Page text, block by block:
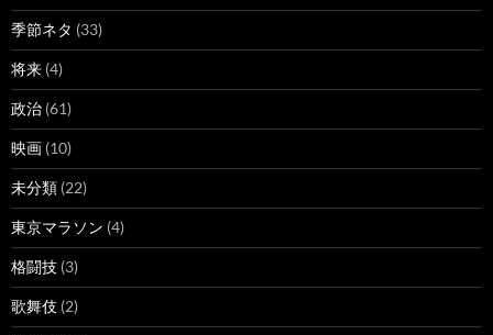
季節ネタ (33)
将来 (4)
政治 (61)
映画 (10)
未分類 (22)
東京マラソン (4)
格闘技 (3)
歌舞伎 (2)